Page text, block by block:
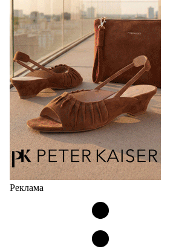
Популярный силуэт бренда,1999
соответствует сегодняшнему
сникерины (гибридный вариант
кроссовок обтекаемой формы и с
Но в модели Miu Miu Bubble
05.08.2026 2314
Реклама